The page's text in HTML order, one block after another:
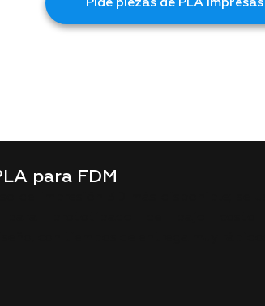
Pide piezas de PLA impresas
para FDM